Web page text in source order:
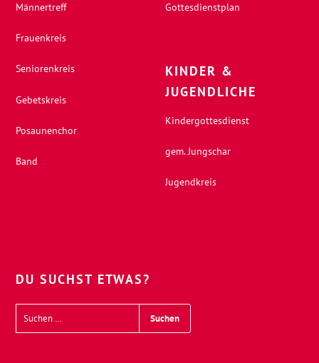
Männertreff
Frauenkreis
Seniorenkreis
Gebetskreis
Posaunenchor
Band
Gottesdienstplan
KINDER &
JUGENDLICHE
Kindergottesdienst
gem. Jungschar
Jugendkreis
DU SUCHST ETWAS?